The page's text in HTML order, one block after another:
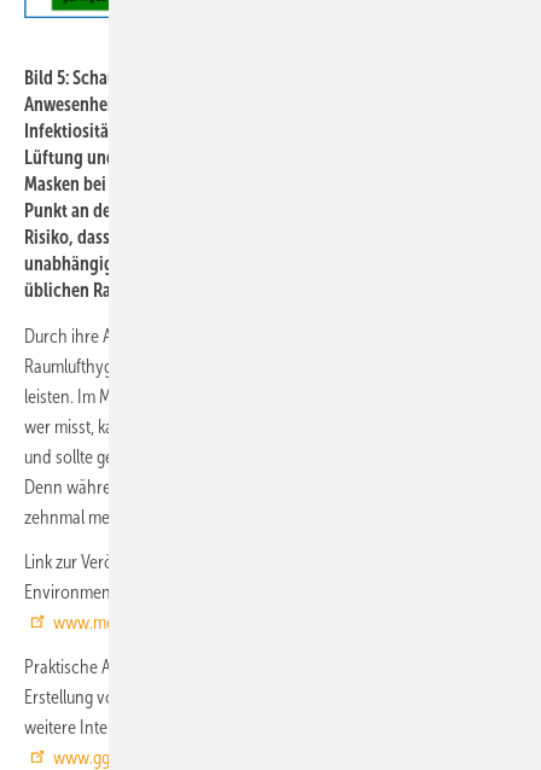
Bild 5: Schaubild zur Bestimmung des Infektionsrisikos bei
Anwesenheit einer infizierten Person und statistisch gemittelter
Infektiosität. Im Beispiel (rote Pfeile) ergibt sich für eine mäßige
Lüftung und eine durchschnittliche Wirkung der getragenen FFP2-
Masken bei einer Aufenthaltszeit von sechs Stunden gerade ein
Punkt an der Grenze zwischen einem geringen und einem mittleren
Risiko, dass sich mehr als eine weitere Person ansteckt. Dies gilt
unabhängig von einer bestimmten Personenzahl und für alle
üblichen Raumgrößen.
Durch ihre Arbeit wollen die Forschenden einen Beitrag zur
Raumlufthygiene unabhängig von einem bestimmten Erregertyp
leisten. Im Mittelpunkt stehe dabei das Messen, betont Kriegel. „Nur
wer misst, kann auch zielgerichtet verbessern. Luft ist ein Lebensmittel
und sollte genauso wie etwa unser Trinkwasser überwacht werden.“
Denn während wir täglich etwa 1,5 kg Wasser trinken, atmen wir
zehnmal mehr Luft ein – etwa 15 kg pro Tag. ■
Link zur Veröffentlichung, Titelthema im International Journal of
Environmental Research and Public Health:
www.mdpi.com/1660-4601/19/1
Praktische Anwendung des vereinfachten Risikomodells für die
Erstellung von Hygienekonzepten und als Entscheidungsgrundlage für
weitere Interventionen (Gesundheitstechnische Gesellschaft):
www.ggberlin.de/public/GGN_01-2022_praxisempfehlungen_hri-